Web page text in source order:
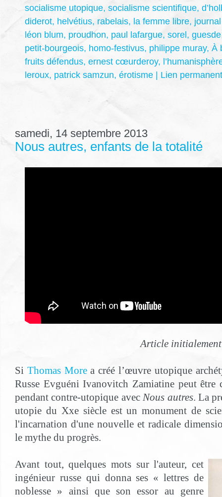
socialisme utopique, socialisme scientifique,
diderot, helvétius, rabelais, la femme libre,
léon blum, proudhon, paul lafargue, sorel, guesde
petit-bourgeois, homo-festivus, philippe muray, À
fruits défendus, ernest cœurderoy,
leroux, patrick samzun, érotisme | Lien permanent
samedi, 14 septembre 2013
Nous autres, enfants de la totalité
Article
Si Thomas Morea créé l’œuvre utopique
Russe Evguéni Ivanovitch Zamiatine peut être
pendant contre-utopique avecNous autres. La
utopie du Xxe siècle est un monument de
l'incarnation d'une nouvelle et radicale
le mythe du progrès.
Avant tout, quelques mots sur l'auteur, cet
ingénieur russe qui donna ses « lettres de
noblesse » ainsi que son essor au genre